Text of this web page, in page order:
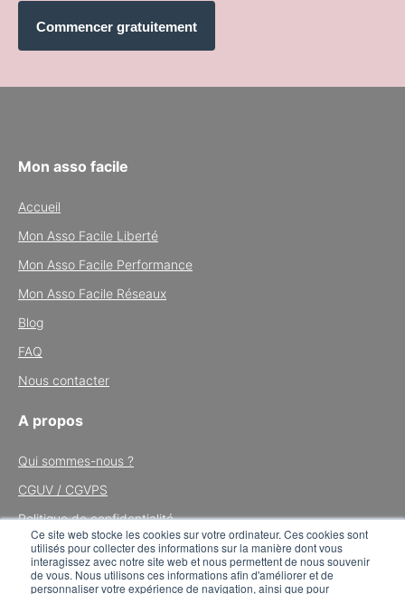
Ce site web stocke les cookies sur votre ordinateur. Ces cookies sont
utilisés pour collecter des informations sur la manière dont vous
interagissez avec notre site web et nous permettent de nous souvenir
de vous. Nous utilisons ces informations afin d'améliorer et de
personnaliser votre expérience de navigation, ainsi que pour
Commencer gratuitement
Mon asso facile
Accueil
Mon Asso Facile Liberté
Mon Asso Facile Performance
Mon Asso Facile Réseaux
Blog
FAQ
Nous contacter
A propos
Qui sommes-nous ?
CGUV / CGVPS
Politique de confidentialité
Mentions légales
Tous droits réservés © 2024 Mon Asso Facile